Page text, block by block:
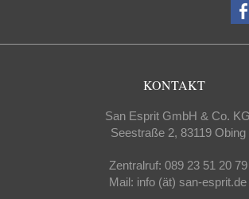
KONTAKT
San Esprit GmbH & Co. KG
Seestraße 2, 83119 Obing
Zentralruf: 089 23 51 20 79
Mail: info (ät) san-esprit.de